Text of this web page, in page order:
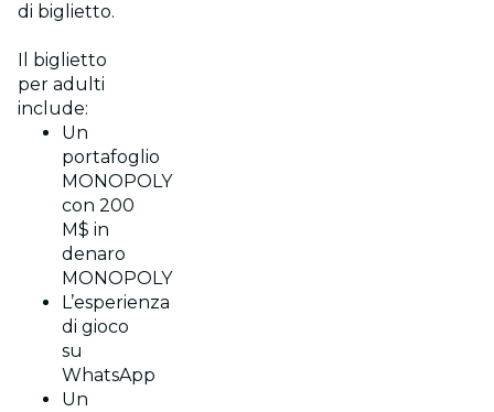
di biglietto.
Il biglietto
per adulti
include:
Un
portafoglio
MONOPOLY
con 200
M$ in
denaro
MONOPOLY
L’esperienza
di gioco
su
WhatsApp
Un